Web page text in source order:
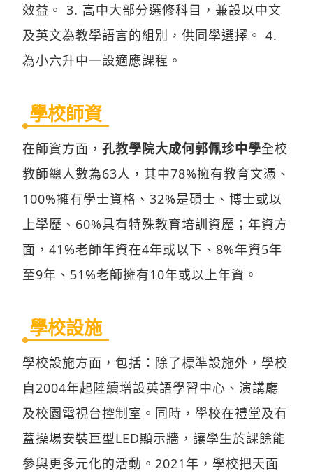
效益。 3. 高中大部分選修科目，兼設以中文
及英文為教學語言的組別，供同學選擇。 4.
為小六升中一設適應課程。
學校師資
在師資方面， 孔教學院大成何郭佩珍中學全校
教師總人數為63人，其中78%擁有教育文憑、
100%擁有學士資格、32%是碩士、博士或以
上學歷、60%具有特殊教育培訓資歷；年資方
面，41%老師年資在4年或以下、8%年資5年
至9年、51%老師擁有10年或以上年資。
學校設施
學校設施方面，包括：除了標準設施外，學校
自2004年起陸續增設英語學習中心、演講廳
及校園電視台控制室。同時，學校在禮堂及有
蓋操場安裝巨型LED顯示牆，讓學生於課餘能
參與更多元化的活動。2021年，學校把天面